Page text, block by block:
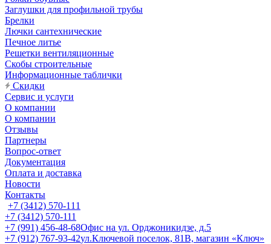
Заглушки для профильной трубы
Брелки
Лючки сантехнические
Печное литье
Решетки вентиляционные
Скобы строительные
Информационные таблички
Скидки
Сервис и услуги
О компании
О компании
Отзывы
Партнеры
Вопрос-ответ
Документация
Оплата и доставка
Новости
Контакты
+7 (3412) 570-111
+7 (3412) 570-111
+7 (991) 456-48-68Офис на ул. Орджоникидзе, д.5
+7 (912) 767-93-42ул.Ключевой поселок, 81В, магазин «Ключ»